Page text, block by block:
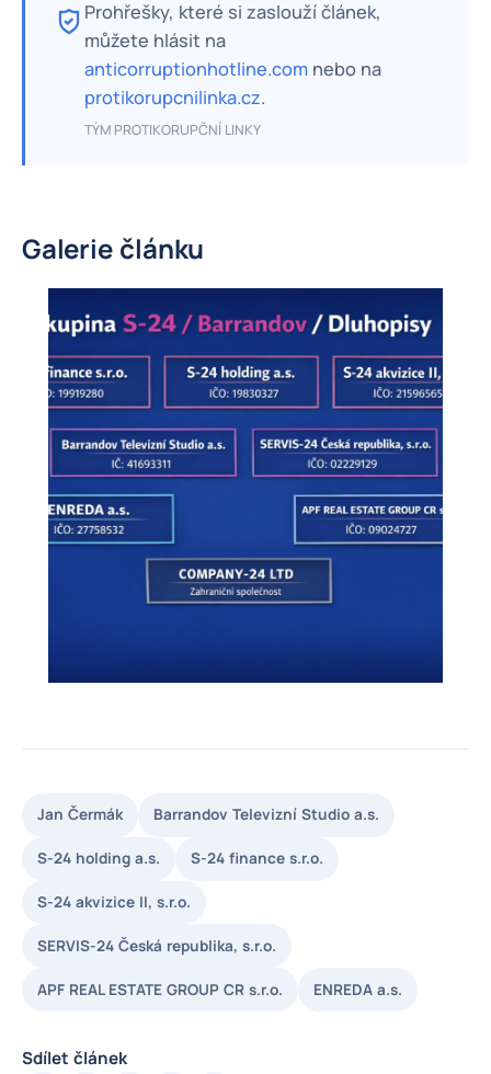
Prohřešky, které si zaslouží článek,
můžete hlásit na
anticorruptionhotline.com nebo na
protikorupcnilinka.cz.
TÝM PROTIKORUPČNÍ LINKY
Galerie článku
Jan Čermák Barrandov Televizní Studio a.s.
S-24 holding a.s. S-24 finance s.r.o.
S-24 akvizice II, s.r.o.
SERVIS-24 Česká republika, s.r.o.
APF REAL ESTATE GROUP CR s.r.o. ENREDA a.s.
Sdílet článek